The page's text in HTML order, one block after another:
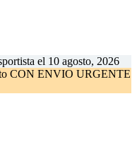
el 10 agosto, 2026
CON ENVIO URGENTE